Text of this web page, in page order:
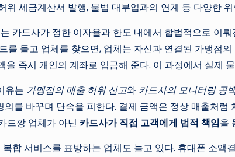
위 세금계산서 발행, 불법 대부업과의 연계 등 다양한
카드사가 정한 이자율과 한도 내에서 합법적으로 이
를 들고 업체를 찾으면, 업체는 자신과 연결된 가맹점
을 즉시 개인의 계좌로 입금해 준다. 이 과정에서 실제
유는 가맹점의 매출 허위 신고와 카드사의 모니터링 공
의를 바꾸며 단속을 피한다. 결제 금액은 정상 매출처
드깡 업체가 아닌 카드사가 직접 고객에게 법적 책임을
합 서비스를 표방하는 업체도 늘고 있다. 휴대폰 소